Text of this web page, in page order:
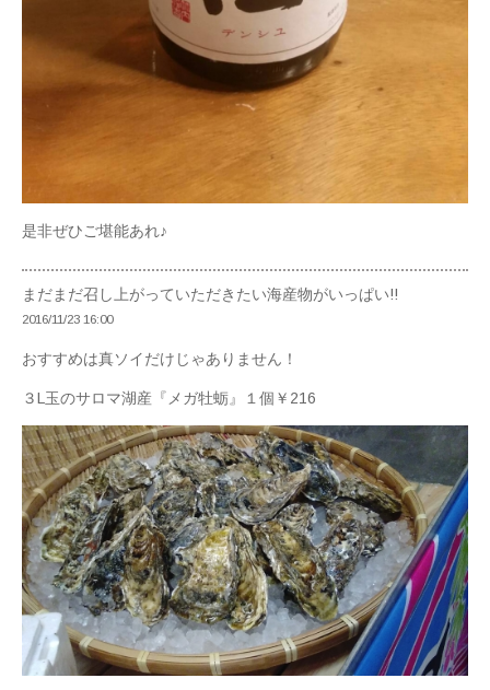
是非ぜひご堪能あれ♪
まだまだ召し上がっていただきたい海産物がいっぱい!!
2016/11/23 16:00
おすすめは真ソイだけじゃありません！
３L玉のサロマ湖産『メガ牡蛎』１個￥216